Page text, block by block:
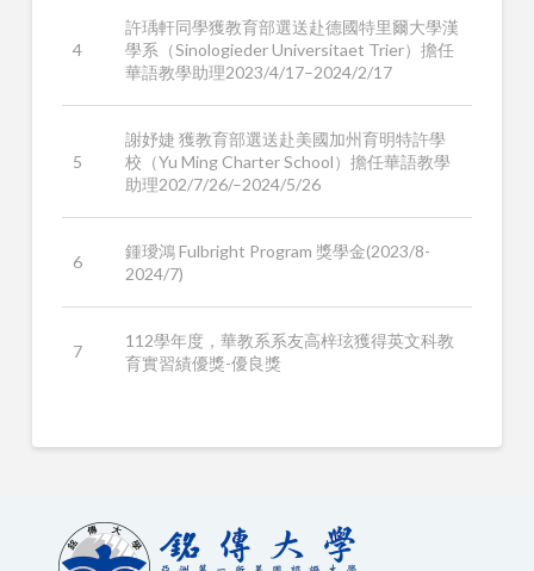
4
許瑀軒同學獲教育部選送赴德國特里爾大學漢
學系（Sinologieder Universitaet Trier）擔任
華語教學助理2023/4/17–2024/2/17
5
謝妤婕 獲教育部選送赴美國加州育明特許學
校（Yu Ming Charter School）擔任華語教學
助理202/7/26/–2024/5/26
6
鍾璦鴻 Fulbright Program 獎學金(2023/8-
2024/7)
7
112學年度，華教系系友高梓玹獲得英文科教
育實習績優獎-優良獎